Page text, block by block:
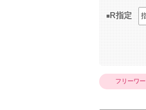
R指定
フリーワ